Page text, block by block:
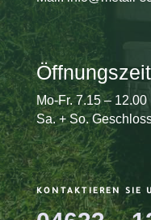
Mo-Fr. 7.15 –
Sa. + So.
KONTAKTIEREN SIE